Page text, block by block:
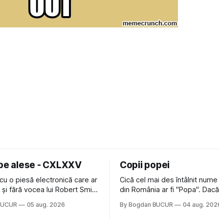
alese - CXLXXV
o piesă electronică care ar
fără vocea lui Robert Smith
cu multe piese faine
05 aug. 2026
Copii popei
Cică cel mai des întâlnit
din România ar fi "Popa".
colegi de școala Popa cam
By Bogdan BUCUR 04 aug.